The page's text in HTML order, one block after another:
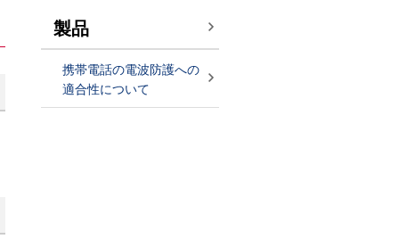
製品
携帯電話の電波防護への
適合性について